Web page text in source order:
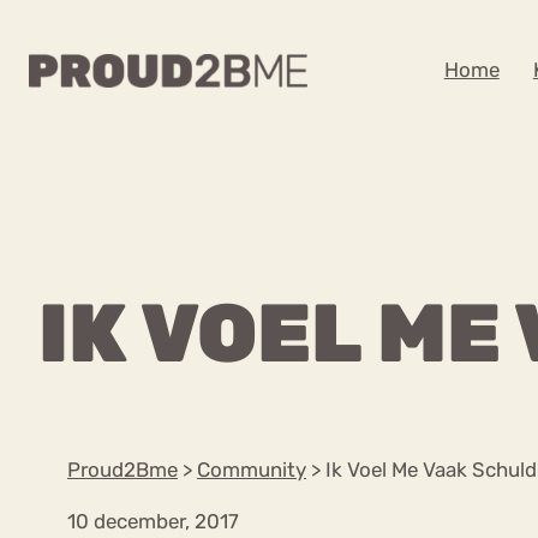
Home
IK VOEL
Proud2Bme > Community > Ik Voel Me Vaak
10 december, 2017
Content
Over ons
WAAR BEN JE
Over proud2bme
Vacatures
Privacyverklaring